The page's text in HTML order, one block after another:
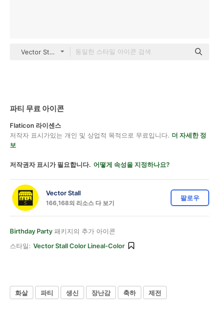
Vector Stall color lineal-color
파티 무료 아이콘
Flaticon 라이센스
저작자 표시가있는 개인 및 상업적 목적으로 무료입니다. 더 자세한 정
보
저작권자 표시가 필요합니다. 어떻게 속성을 지정하나요?
Vector Stall
166,168의 리소스 다 보기
팔로우
Birthday Party 패키지의 추가 아이콘
스타일: Vector Stall Color Lineal-Color
화살 파티 생신 장난감 축하 제전